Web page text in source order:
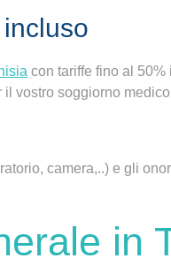
con tariffe fino al 50%
il vostro soggiorno medico
camera,..) e gli
in